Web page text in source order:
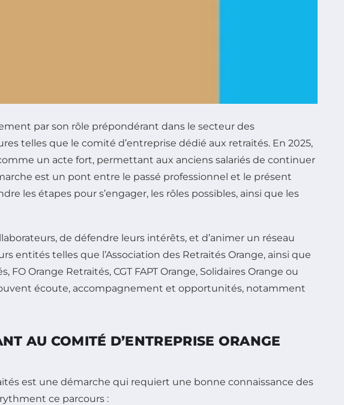
par son rôle prépondérant dans le secteur des
telles que le comité d’entreprise dédié aux retraités. En 2025,
un acte fort, permettant aux anciens salariés de continuer
est un pont entre le passé professionnel et le présent
les étapes pour s’engager, les rôles possibles, ainsi que les
de défendre leurs intérêts, et d’animer un réseau
entités telles que l’Association des Retraités Orange, ainsi que
Orange Retraités, CGT FAPT Orange, Solidaires Orange ou
écoute, accompagnement et opportunités, notamment
AU COMITÉ D’ENTREPRISE ORANGE
est une démarche qui requiert une bonne connaissance des
ce parcours :